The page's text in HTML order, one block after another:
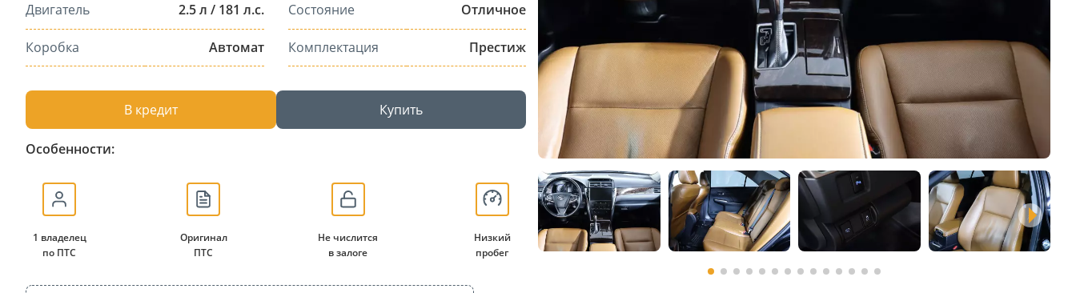
Двигатель 2.5 л / 181 л.с.
Коробка Автомат
Состояние Отличное
Комплектация Престиж
В кредит Купить
Особенности:
1 владелец
по ПТС
Оригинал
ПТС
Не числится
в залоге
Низкий
пробег